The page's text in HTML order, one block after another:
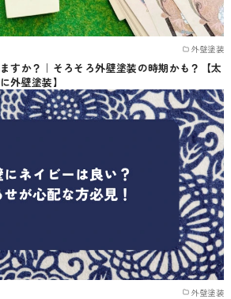
外壁塗装
すか？｜そろそろ外壁塗装の時期かも？【太
外壁塗装】
外壁塗装